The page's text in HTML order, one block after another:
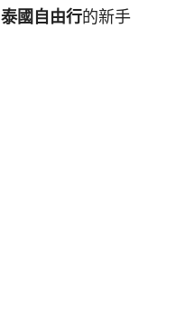
泰國自由行的新手